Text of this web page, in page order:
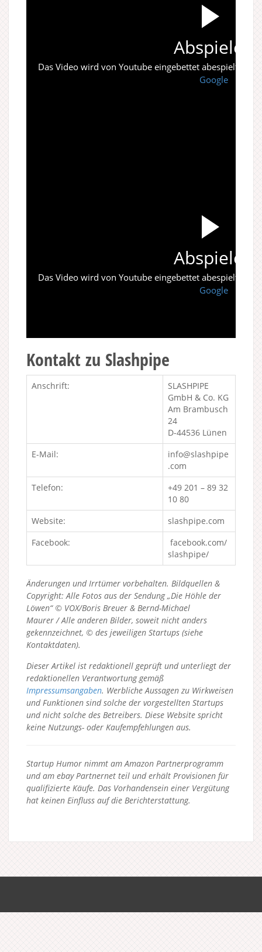
Abspielen
Das Video wird von Youtube eingebettet abespielt. Es
Google
Abspielen
Das Video wird von Youtube eingebettet abespielt. Es
Google
Kontakt zu Slashpipe
Anschrift:
SLASHPIPE
GmbH & Co. KG
Am Brambusch
24
D-44536 Lünen
E-Mail:
info@slashpipe
.com
Telefon:
+49 201 – 89 32
10 80
Website:
slashpipe.com
Facebook:
facebook.com/
slashpipe/
Änderungen und Irrtümer vorbehalten. Bildquellen &
Copyright: Alle Fotos aus der Sendung „Die Höhle der
Löwen“ © VOX/Boris Breuer & Bernd-Michael
Maurer / Alle anderen Bilder, soweit nicht anders
gekennzeichnet, © des jeweiligen Startups (siehe
Kontaktdaten).
Dieser Artikel ist redaktionell geprüft und unterliegt der
redaktionellen Verantwortung gemäß
Impressumsangaben. Werbliche Aussagen zu Wirkweisen
und Funktionen sind solche der vorgestellten Startups
und nicht solche des Betreibers. Diese Website spricht
keine Nutzungs- oder Kaufempfehlungen aus.
Startup Humor nimmt am Amazon Partnerprogramm
und am ebay Partnernet teil und erhält Provisionen für
qualifizierte Käufe. Das Vorhandensein einer Vergütung
hat keinen Einfluss auf die Berichterstattung.